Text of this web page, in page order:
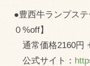
●豊西牛ランプス
０%off】
通常価格2160円
公式サイト：